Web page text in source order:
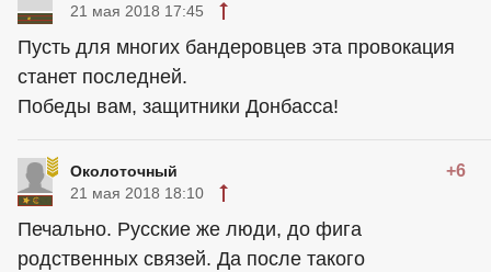
21 мая 2018 17:45
Пусть для многих бандеровцев эта провокация
станет последней.
Победы вам, защитники Донбасса!
Околоточный +6
21 мая 2018 18:10
Печально. Русские же люди, до фига
родственных связей. Да после такого